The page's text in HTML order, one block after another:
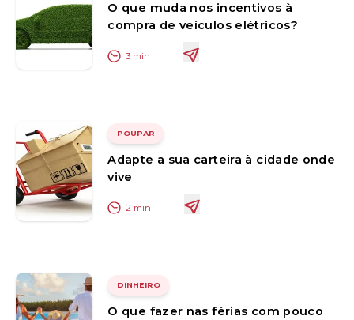
O que muda nos incentivos à
compra de veículos elétricos?
3 min
POUPAR
Adapte a sua carteira à cidade onde
vive
2 min
DINHEIRO
O que fazer nas férias com pouco